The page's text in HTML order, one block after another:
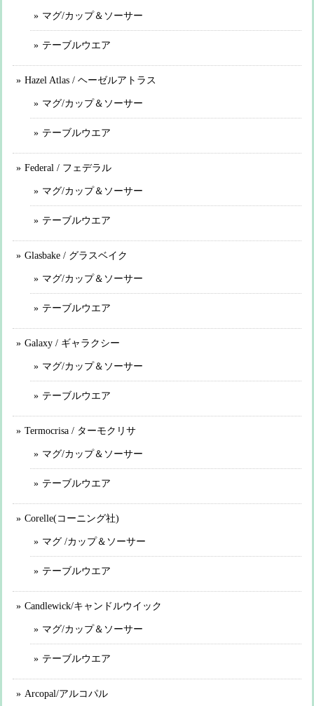
マグ/カップ＆ソーサー
テーブルウエア
Hazel Atlas / ヘーゼルアトラス
マグ/カップ＆ソーサー
テーブルウエア
Federal / フェデラル
マグ/カップ＆ソーサー
テーブルウエア
Glasbake / グラスベイク
マグ/カップ＆ソーサー
テーブルウエア
Galaxy / ギャラクシー
マグ/カップ＆ソーサー
テーブルウエア
Termocrisa / ターモクリサ
マグ/カップ＆ソーサー
テーブルウエア
Corelle(コーニング社)
マグ /カップ＆ソーサー
テーブルウエア
Candlewick/キャンドルウイック
マグ/カップ＆ソーサー
テーブルウエア
Arcopal/アルコパル